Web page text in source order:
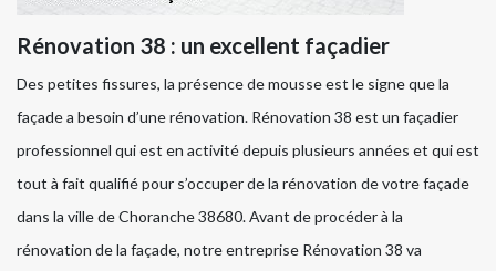
Rénovation 38 : un excellent façadier
Des petites fissures, la présence de mousse est le signe que la
façade a besoin d’une rénovation. Rénovation 38 est un façadier
professionnel qui est en activité depuis plusieurs années et qui est
tout à fait qualifié pour s’occuper de la rénovation de votre façade
dans la ville de Choranche 38680. Avant de procéder à la
rénovation de la façade, notre entreprise Rénovation 38 va